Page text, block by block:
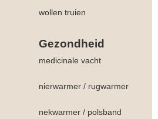
wollen truien
Gezondheid
medicinale vacht
nierwarmer / rugwarmer
nekwarmer / polsband